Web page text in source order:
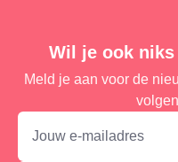
Wil je ook
Meld je aan voor de